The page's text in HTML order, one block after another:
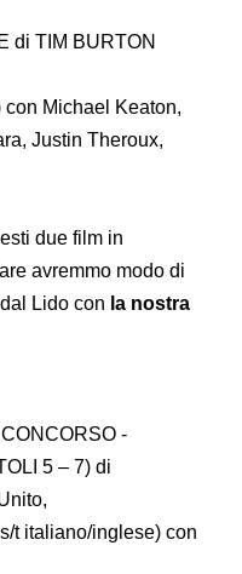
di TIM BURTON
Michael Keaton,
Justin Theroux,
due film in
avremmo modo di
Lido con la nostra
-
5 – 7) di
t italiano/inglese) con